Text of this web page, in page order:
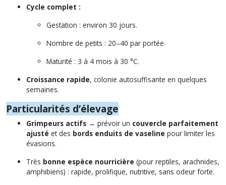
Cycle complet :
Gestation : environ 30 jours.
Nombre de petits : 20–40 par portée.
Maturité : 3 à 4 mois à 30 °C.
Croissance rapide, colonie autosuffisante en quelques
semaines.
Particularités d’élevage
Grimpeurs actifs → prévoir un couvercle parfaitement
ajusté et des bords enduits de vaseline pour limiter les
évasions.
Très bonne espèce nourricière (pour reptiles, arachnides,
amphibiens) : rapide, prolifique, nutritive, sans odeur forte.